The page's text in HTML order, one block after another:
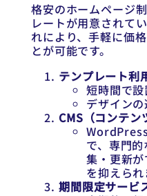
格安のホームページ
レートが用意されて
れにより、手軽に価
とが可能です。
テンプレート利
短時間で設
デザインの
CMS（コンテン
で、専門
集・更新
を抑えられ
期間限定サービ